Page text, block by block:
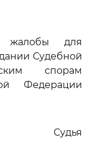
жалобы для
Судебной
спорам
Федерации
Судья